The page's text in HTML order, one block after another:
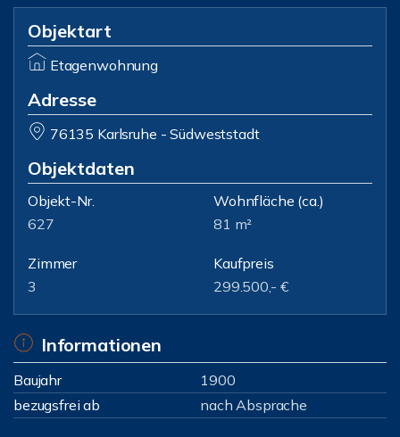
Objektart
Etagenwohnung
Adresse
76135 Karlsruhe - Südweststadt
Objektdaten
Objekt-Nr.
627
Wohnfläche (ca.)
81 m²
Zimmer
3
Kaufpreis
299.500,- €
Informationen
Baujahr
1900
bezugsfrei ab
nach Absprache